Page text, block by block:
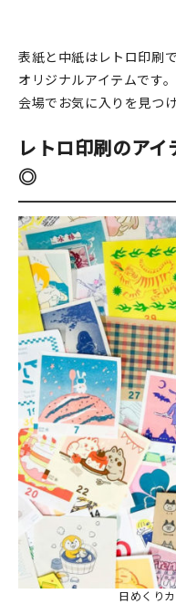
お問い合わせ
表紙と中紙はレトロ印刷
オリジナルアイテムです
会場でお気に入りを見つ
レトロ印刷のア
◎
日めくり